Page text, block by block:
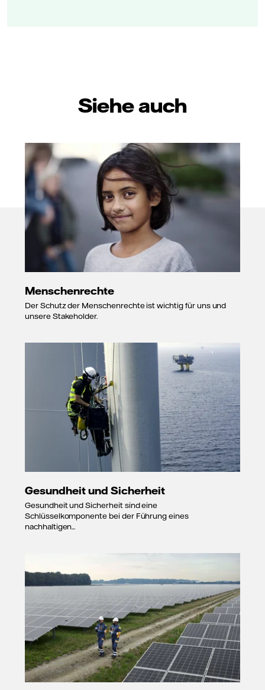
Siehe auch
Menschenrechte
Der Schutz der Menschenrechte ist wichtig für uns und
unsere Stakeholder.
Gesundheit und Sicherheit
Gesundheit und Sicherheit sind eine
Schlüsselkomponente bei der Führung eines
nachhaltigen...